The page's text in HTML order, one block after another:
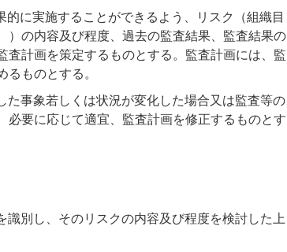
に実施することができるよう、リスク（組織目
）の内容及び程度、過去の監査結果、監査結果の
計画を策定するものとする。監査計画には、監
ものとする。
事象若しくは状況が変化した場合又は監査等の
要に応じて適宜、監査計画を修正するものとす
別し、そのリスクの内容及び程度を検討した上